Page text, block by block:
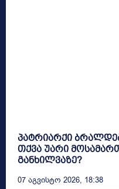
პატრიარქი
თქვა უარი
განხილვაზე?
07 Აგვისტო 2026, 18:38